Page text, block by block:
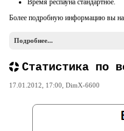
Время респауна стандартное.
Более подробную информацию вы
Подробнее...
Статистика по
17.01.2012, 17:00, DimX-6600